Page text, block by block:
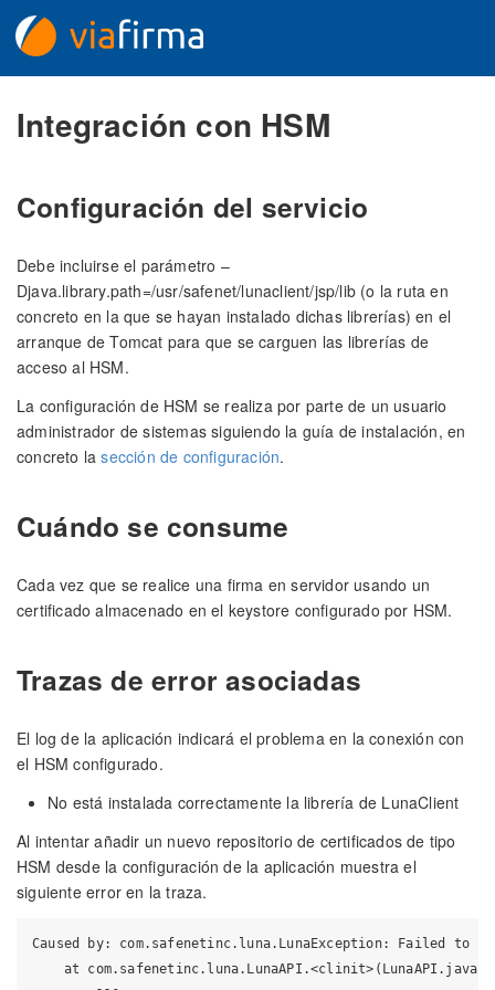
Integración con HSM
Configuración del servicio
Debe incluirse el parámetro –
Djava.library.path=/usr/safenet/lunaclient/jsp/lib (o la ruta en
concreto en la que se hayan instalado dichas librerías) en el
arranque de Tomcat para que se carguen las librerías de
acceso al HSM.
La configuración de HSM se realiza por parte de un usuario
administrador de sistemas siguiendo la guía de instalación, en
concreto lasección de configuración.
Cuándo se consume
Cada vez que se realice una firma en servidor usando un
certificado almacenado en el keystore configurado por HSM.
Trazas de error asociadas
El log de la aplicación indicará el problema en la conexión con
el HSM configurado.
No está instalada correctamente la librerí­a de LunaClient
Al intentar añadir un nuevo repositorio de certificados de tipo
HSM desde la configuración de la aplicación muestra el
siguiente error en la traza.
Caused by: com.safenetinc.luna.LunaException: Failed to
at